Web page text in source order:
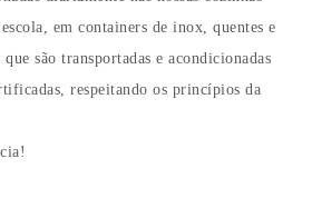
em containers de inox, quentes e
são transportadas e acondicionadas
respeitando os princípios da